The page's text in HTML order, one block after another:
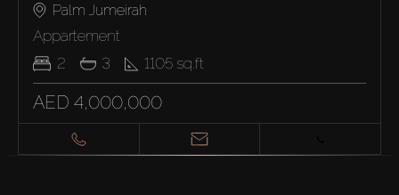
Palm Jumeirah
Appartement
2
3 1105 sq.ft
AED 4,000,000